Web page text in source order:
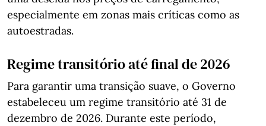
especialmente em zonas mais críticas como as
autoestradas.
Regime transitório até final de 2026
Para garantir uma transição suave, o Governo
estabeleceu um regime transitório até 31 de
dezembro de 2026. Durante este período,